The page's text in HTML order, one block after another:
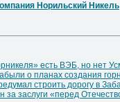
Норильский Никель
есть ВЭБ, но нет
о планах создания
строить дорогу в
за заслуги «перед